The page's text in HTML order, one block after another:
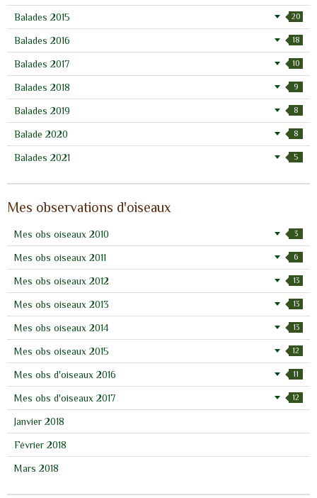
Balades 2015 20
Balades 2016 18
Balades 2017 10
Balades 2018 9
Balades 2019 8
Balade 2020 8
Balades 2021 5
Mes observations d'oiseaux
Mes obs oiseaux 2010 3
Mes obs oiseaux 2011 6
Mes obs oiseaux 2012 13
Mes obs oiseaux 2013 13
Mes obs oiseaux 2014 13
Mes obs oiseaux 2015 12
Mes obs d'oiseaux 2016 11
Mes obs d'oiseaux 2017 12
Janvier 2018
Février 2018
Mars 2018